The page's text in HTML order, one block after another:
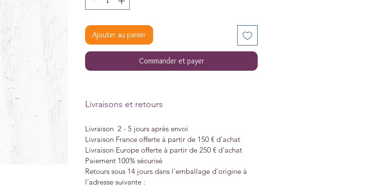
Ajouter au panier
Commander et payer
Livraisons et retours
Livraison 2 - 5 jours après envoi
Livraison France offerte à partir de 150 € d'achat
Livraison Europe offerte à partir de 250 € d'achat
Paiement 100% sécurisé
Retours sous 14 jours dans l'emballage d'origine à
l'adresse suivante :